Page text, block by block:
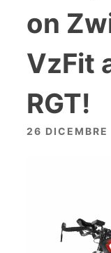
on
VzFit
RGT!
26